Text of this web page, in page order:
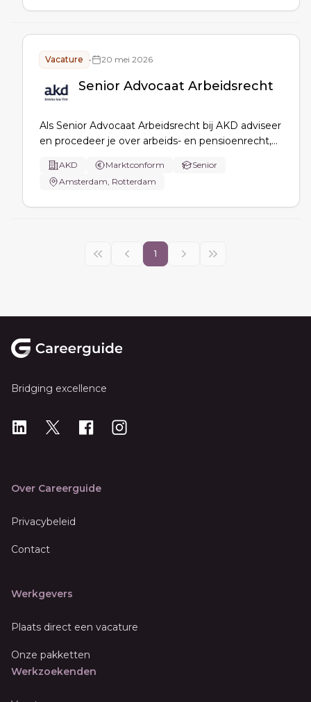
Vacature • 20 mei 2026
Senior Advocaat Arbeidsrecht
Als Senior Advocaat Arbeidsrecht bij AKD adviseer
en procedeer je over arbeids- en pensioenrecht,
sparringpartner voor cliënten en collega’s, coach
je het team en bewaak je kennis, kwaliteit en
AKD Marktconform
Senior
Amsterdam, Rotterdam
1
Bridging excellence
LinkedIn
X Instagram
Over Careerguide
Privacybeleid
Contact
Werkgevers
Plaats direct een vacature
Onze pakketten
Werkzoekenden